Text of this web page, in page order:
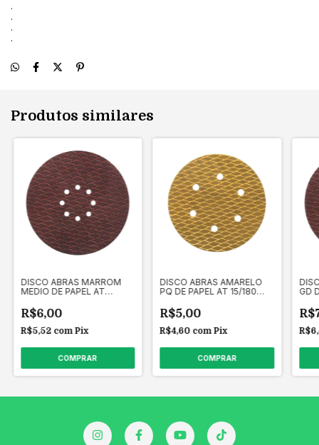
.
.
.
.
Produtos similares
DISCO ABRAS MARROM
MEDIO DE PAPEL AT
R$6,00
R$5,52 com Pix
DISCO ABRAS AMARELO
PQ DE PAPEL AT 15/180
R$5,00
R$4,60 com Pix
GD